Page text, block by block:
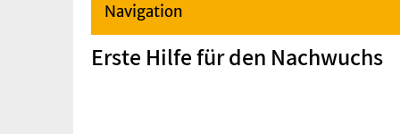
Navigation
Erste Hilfe für den Nachwuchs